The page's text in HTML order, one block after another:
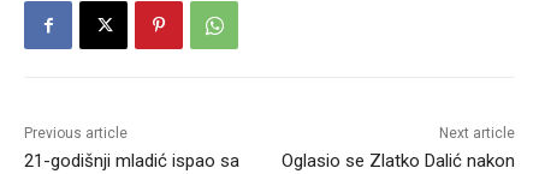
Previous article
21-godišnji mladić ispao sa
Next article
Oglasio se Zlatko Dalić nakon